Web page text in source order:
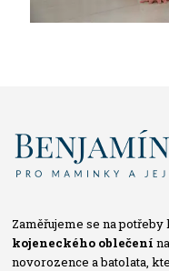
Zaměřujeme se na
kojeneckého oblečení
novorozence a batolata,